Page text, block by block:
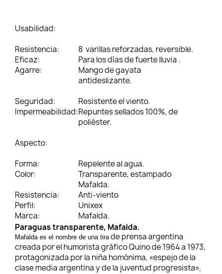
Usabilidad:
Resistencia:
8 varillas reforzadas, reversible.
Eficaz:
Para los días de fuerte lluvia .
Agarre:
Mango de gayata
antideslizante.
Seguridad:
Resistente el viento.
Impermeabilidad:Repuntes sellados 100%, de
poliéster.
Aspecto:
Forma:
Repelente al agua.
Color:
Transparente, estampado
Mafalda.
Resistencia:
Anti-viento
Perfil:
Unixex
Marca:
Mafalda.
Paraguas transparente, Mafalda.
Mafalda es el nombre de una tirade prensa argentina
creada por el humorista gráfico Quino de 1964 a 1973,
protagonizada por la niña homónima, «espejo de la
clase media argentina y de la juventud progresista»,